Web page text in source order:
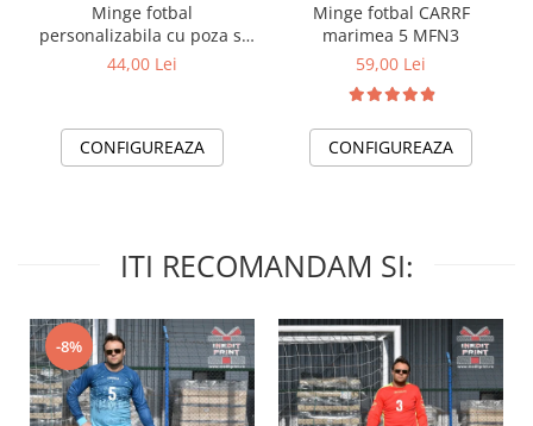
Minge fotbal
personalizabila cu poza si
text MFN12
44,00 Lei
CONFIGUREAZA
Minge fotbal CARRF
marimea 5 MFN3
59,00 Lei
CONFIGUREAZA
ITI RECOMANDAM SI:
-8%